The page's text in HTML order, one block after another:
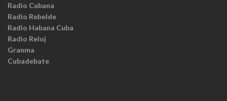
Radio Cubana
Radio Rebelde
Radio Habana Cuba
Radio Reloj
Granma
Cubadebate